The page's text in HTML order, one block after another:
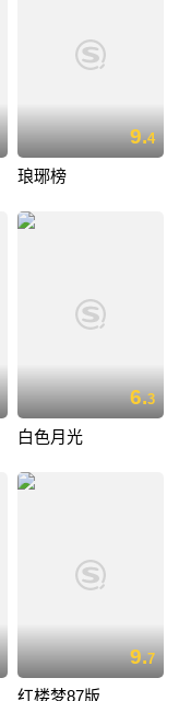
9.4
琅琊榜
6.3
白色月光
9.7
红楼梦87版